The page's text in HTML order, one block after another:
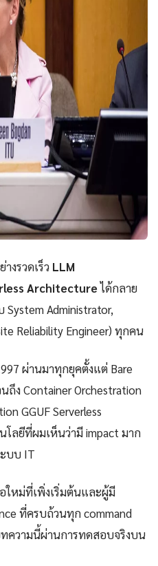
งรวดเร็ว LLM
Architectureได้กลาย
System Administrator,
Reliability Engineer) ทุกคน
ผ่านมาทุกยุคตั้งแต่ Bare
ถึง Container Orchestration
GGUF Serverless
โลยีที่ผมเห็นว่ามี impact มาก
บบ IT
หม่ที่เพิ่งเริ่มต้นและผู้มี
ที่ครบถ้วนทุก command
ความนี้ผ่านการทดสอบจริงบน